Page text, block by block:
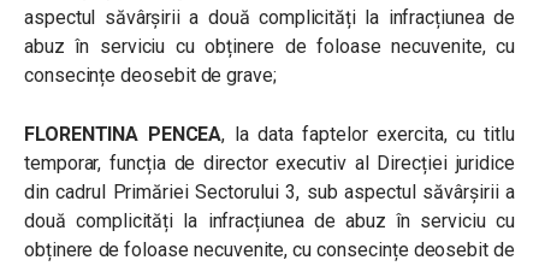
aspectul săvârșirii a două complicități la infracțiunea de
abuz în serviciu cu obținere de foloase necuvenite, cu
consecințe deosebit de grave;
FLORENTINA PENCEA, la data faptelor exercita, cu titlu
temporar, funcția de director executiv al Direcției juridice
din cadrul Primăriei Sectorului 3, sub aspectul săvârșirii a
două complicități la infracțiunea de abuz în serviciu cu
obținere de foloase necuvenite, cu consecințe deosebit de